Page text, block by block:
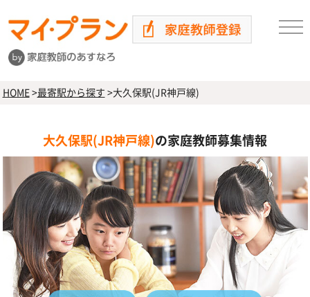
HOME>最寄駅から探す >大久保駅(JR神戸線)
大久保駅(JR神戸線)の家庭教師募集情報